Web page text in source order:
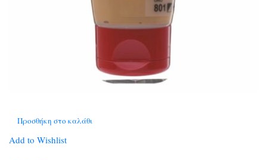
Προσθήκη στο καλάθι
Add to Wishlist